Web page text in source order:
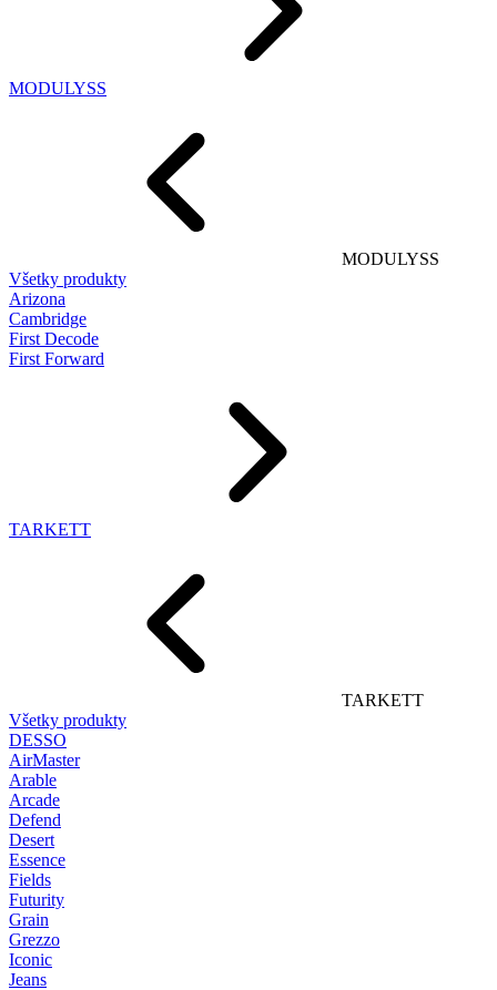
MODULYSS
MODULYSS
Všetky produkty
Arizona
Cambridge
First Decode
First Forward
TARKETT
TARKETT
Všetky produkty
DESSO
AirMaster
Arable
Arcade
Defend
Desert
Essence
Fields
Futurity
Grain
Grezzo
Iconic
Jeans